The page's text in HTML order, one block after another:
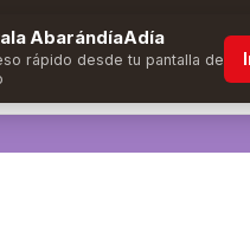
y obtén ventajas
AbarándíaAdía
rápido desde tu pantalla de